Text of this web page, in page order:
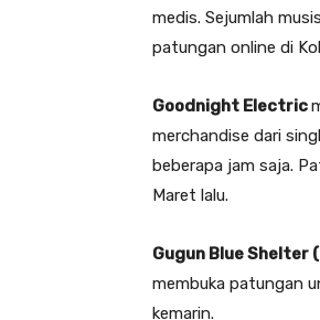
medis. Sejumlah
patungan online di
Goodnight Electric
merchandise dari
beberapa jam saja.
Maret lalu.
Gugun Blue Shelter
membuka patungan
kemarin.